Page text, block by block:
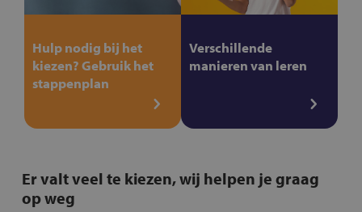
Hulp nodig bij het
kiezen? Gebruik het
stappenplan
Verschillende
manieren van leren
Er valt veel te kiezen, wij helpen je graag
op weg